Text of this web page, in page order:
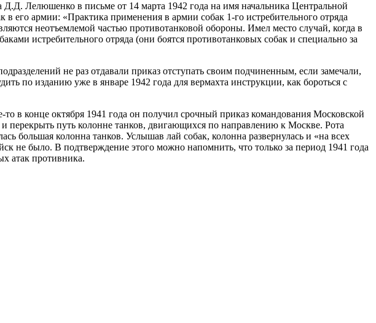
Лелюшенко в письме от 14 марта 1942 года на имя начальника Центральной
армии: «Практика применения в армии собак 1-го истребительного отряда
неотъемлемой частью противотанковой обороны. Имел место случай, когда в
истребительного отряда (они боятся противотанковых собак и специально за
не раз отдавали приказ отступать своим подчиненным, если замечали,
по изданию уже в январе 1942 года для вермахта инструкции, как бороться с
в конце октября 1941 года он получил срочный приказ командования Московской
путь колонне танков, двигающихся по направлению к Москве. Рота
большая колонна танков. Услышав лай собак, колонна развернулась и «на всех
не было. В подтверждение этого можно напомнить, что только за период 1941 года
атак противника.